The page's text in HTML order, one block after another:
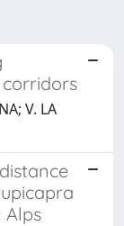
V. LA
Alps